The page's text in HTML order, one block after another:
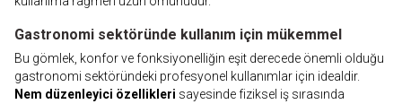
Gastronomi sektöründe kullanım için mükemmel
Bu gömlek, konfor ve fonksiyonelliğin eşit derecede önemli olduğu
gastronomi sektöründeki profesyonel kullanımlar için idealdir.
Nem düzenleyici özellikleri sayesinde fiziksel iş sırasında